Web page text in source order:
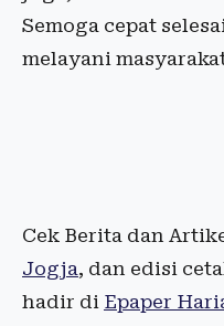
Semoga cepat
melayani
Cek Berita dan
Jogja, dan edisi
hadir di Epaper